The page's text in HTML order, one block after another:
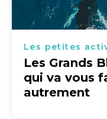
Les petites
Les Grands
qui va vous
autrement